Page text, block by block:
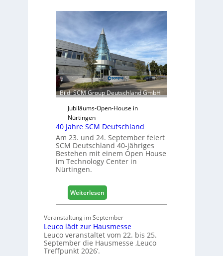
f
s
j
a
h
r
r
r
e
t
e
r
f
ü
r
D
c
+
H
o
2
0
8
Bild: SCM Group Deutschland GmbH
Jubiläums-Open-House in
Nürtingen
40 Jahre SCM Deutschland
Am 23. und 24. September feiert
SCM Deutschland 40-jähriges
Bestehen mit einem Open House
im Technology Center in
Nürtingen.
Weiterlesen:
4
J
a
h
Veranstaltung im September
Leuco lädt zur Hausmesse
Leuco veranstaltet vom 22. bis 25.
September die Hausmesse ‚Leuco
Treffpunkt 2026‘.